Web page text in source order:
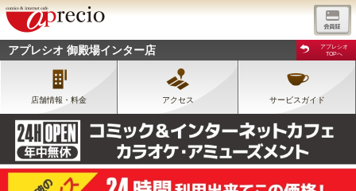
アプレシオ 御殿場インター店
アプレシオ
TOPへ
店舗情報・料金 アクセス サービスガイド